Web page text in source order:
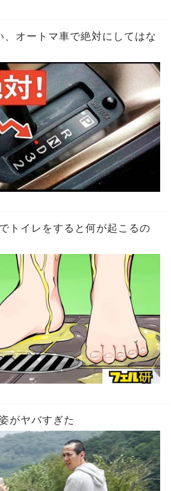
、オートマ車で絶対にしてはな
トイレをすると何が起こるの
がヤバすぎた